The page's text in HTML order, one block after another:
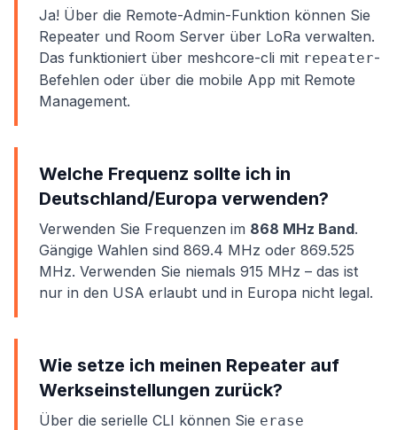
Ja! Über die Remote-Admin-Funktion können Sie
Repeater und Room Server über LoRa verwalten.
Das funktioniert über meshcore-cli mit repeater-
Befehlen oder über die mobile App mit Remote
Management.
Welche Frequenz sollte ich in
Deutschland/Europa verwenden?
Verwenden Sie Frequenzen im 868 MHz Band.
Gängige Wahlen sind 869.4 MHz oder 869.525
MHz. Verwenden Sie niemals 915 MHz – das ist
nur in den USA erlaubt und in Europa nicht legal.
Wie setze ich meinen Repeater auf
Werkseinstellungen zurück?
Über die serielle CLI können Sie erase